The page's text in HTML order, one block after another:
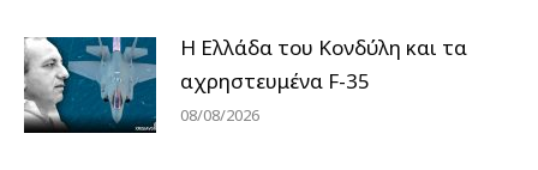
Η Ελλάδα του Κονδύλη και τα
αχρηστευμένα F-35
08/08/2026